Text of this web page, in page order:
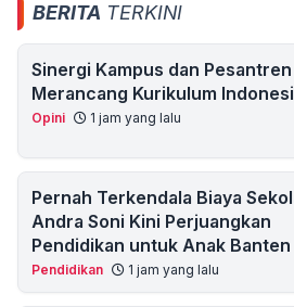
BERITA TERKINI
Sinergi Kampus dan Pesantren
Merancang Kurikulum
Opini 1 jam yang lalu
Pernah Terkendala Biaya
Andra Soni Kini Perjuangkan
Pendidikan untuk Anak Banten
Pendidikan 1 jam yang lalu